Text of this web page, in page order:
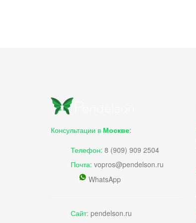
Консультации в Москве:
Телефон: 8 (909) 909 2504
Почта: vopros@pendelson.ru
WhatsApp
Сайт: pendelson.ru